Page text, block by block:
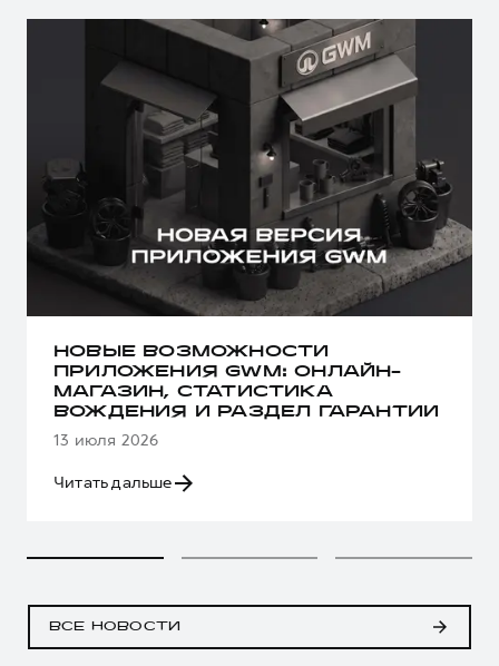
НОВЫЕ ВОЗМОЖНОСТИ
ПРИЛОЖЕНИЯ GWM: ОНЛАЙН-
МАГАЗИН, СТАТИСТИКА
ВОЖДЕНИЯ И РАЗДЕЛ ГАРАНТИИ
13 июля 2026
Читать дальше
ВСЕ НОВОСТИ